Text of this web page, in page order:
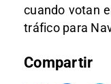
cuando votan
tráfico para
Compartir